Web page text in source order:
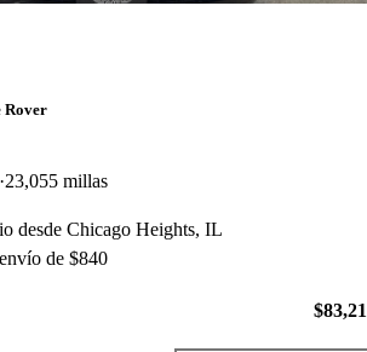
Rover
23,055 millas
desde Chicago Heights, IL
de $840